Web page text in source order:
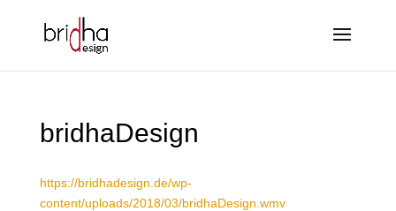
bridhaDesign
https://bridhadesign.de/wp-
content/uploads/2018/03/bridhaDesign.wmv